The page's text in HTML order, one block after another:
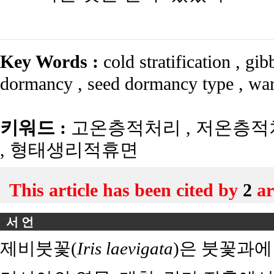
Key Words : cold stratification ,
dormancy , seed dormancy type ,
키워드 : 고온층적처리 , 저온층
, 형태생리적휴면
This article has been cited by 2
서 언
제비붓꽃(Iris laevigata)은 붓꽃과